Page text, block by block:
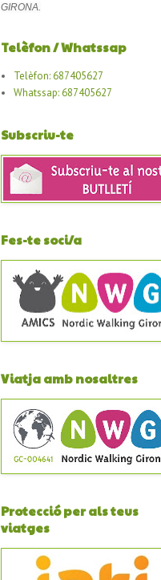
GIRONA.
Telèfon / Whatssap
Telèfon: 687405627
Whatssap: 687405627
Subscriu-te
Fes-te soci/a
Viatja amb nosaltres
Protecció per als teus
viatges